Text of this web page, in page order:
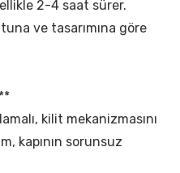
2-4 saat sürer.
ve tasarımına göre
kilit mekanizmasını
kapının sorunsuz